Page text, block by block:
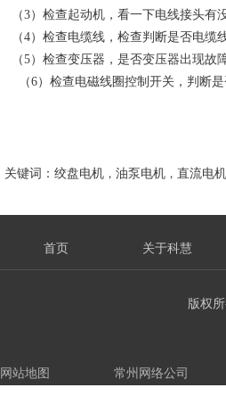
（3）检查起动机，看一下电线接头有
（4）检查电缆线，检查判断是否电缆
（5）检查变压器，是否变压器出现故
（6）检查电磁线圈控制开关，判断
关键词： 绞盘电机 ， 油泵电机 ， 直流电机
首页 关于科慧
版权
网站地图 常州网络公司